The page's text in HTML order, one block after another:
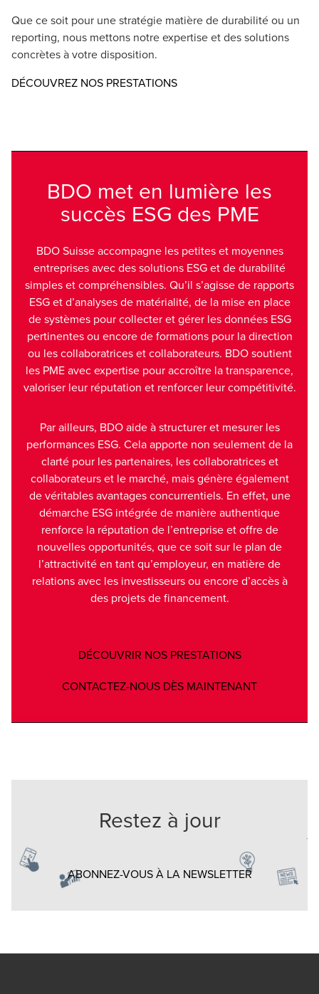
Que ce soit pour une stratégie matière de durabilité ou un
reporting, nous mettons notre expertise et des solutions
concrètes à votre disposition.
DÉCOUVREZ NOS PRESTATIONS
BDO met en lumière les
succès ESG des PME
BDO Suisse accompagne les petites et moyennes
entreprises avec des solutions ESG et de durabilité
simples et compréhensibles. Qu’il s’agisse de rapports
ESG et d’analyses de matérialité, de la mise en place
de systèmes pour collecter et gérer les données ESG
pertinentes ou encore de formations pour la direction
ou les collaboratrices et collaborateurs. BDO soutient
les PME avec expertise pour accroître la transparence,
valoriser leur réputation et renforcer leur compétitivité.
Par ailleurs, BDO aide à structurer et mesurer les
performances ESG. Cela apporte non seulement de la
clarté pour les partenaires, les collaboratrices et
collaborateurs et le marché, mais génère également
de véritables avantages concurrentiels. En effet, une
démarche ESG intégrée de manière authentique
renforce la réputation de l’entreprise et offre de
nouvelles opportunités, que ce soit sur le plan de
l’attractivité en tant qu’employeur, en matière de
relations avec les investisseurs ou encore d’accès à
des projets de financement.
DÉCOUVRIR NOS PRESTATIONSOpens in a
CONTACTEZ-NOUS DÈS MAINTENANTOpens in a
Restez à jour
ABONNEZ-VOUS À LA NEWSLETTEROpens in a